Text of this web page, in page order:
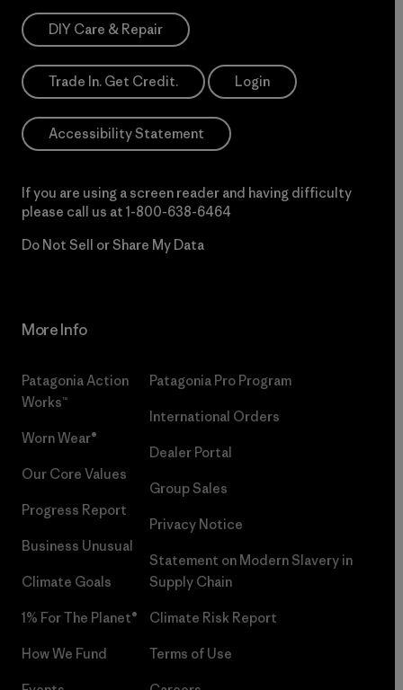
DIY Care & Repair
Trade In. Get Credit. Login
Accessibility Statement
If you are using a screen reader and having difficulty
please call us at 1-800-638-6464
Do Not Sell or Share My Data
More Info
Patagonia Action
Works™
Worn Wear®
Our Core Values
Progress Report
Business Unusual
Climate Goals
1% For The Planet®
How We Fund
Patagonia Pro Program
International Orders
Dealer Portal
Group Sales
Privacy Notice
Statement on Modern Slavery in
Supply Chain
Climate Risk Report
Terms of Use